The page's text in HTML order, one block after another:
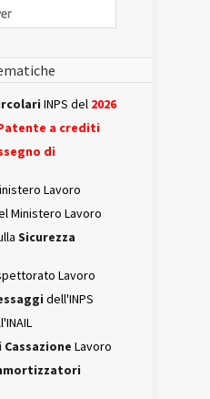
INPS del 2026
a crediti
di
Lavoro
Ministero Lavoro
Sicurezza
Lavoro
dell'INPS
Lavoro